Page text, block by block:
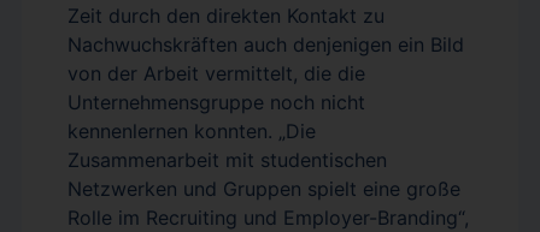
Zeit durch den direkten Kontakt zu
Nachwuchskräften auch denjenigen ein Bild
von der Arbeit vermittelt, die die
Unternehmensgruppe noch nicht
kennenlernen konnten. „Die
Zusammenarbeit mit studentischen
Netzwerken und Gruppen spielt eine große
Rolle im Recruiting und Employer-Branding“,